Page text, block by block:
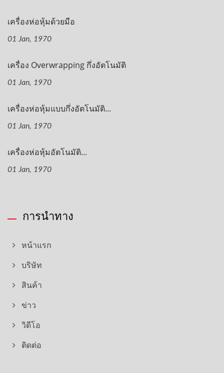
เครื่องห่อหุ้มด้วยมือ
01 Jan, 1970
เครื่อง Overwrapping กึ่งอัตโนมัติ
01 Jan, 1970
เครื่องห่อหุ้มแบบกึ่งอัตโนมัติ...
01 Jan, 1970
เครื่องห่อหุ้มอัตโนมัติ...
01 Jan, 1970
การนำทาง
หน้าแรก
บริษัท
สินค้า
ข่าว
วิดีโอ
ติดต่อ